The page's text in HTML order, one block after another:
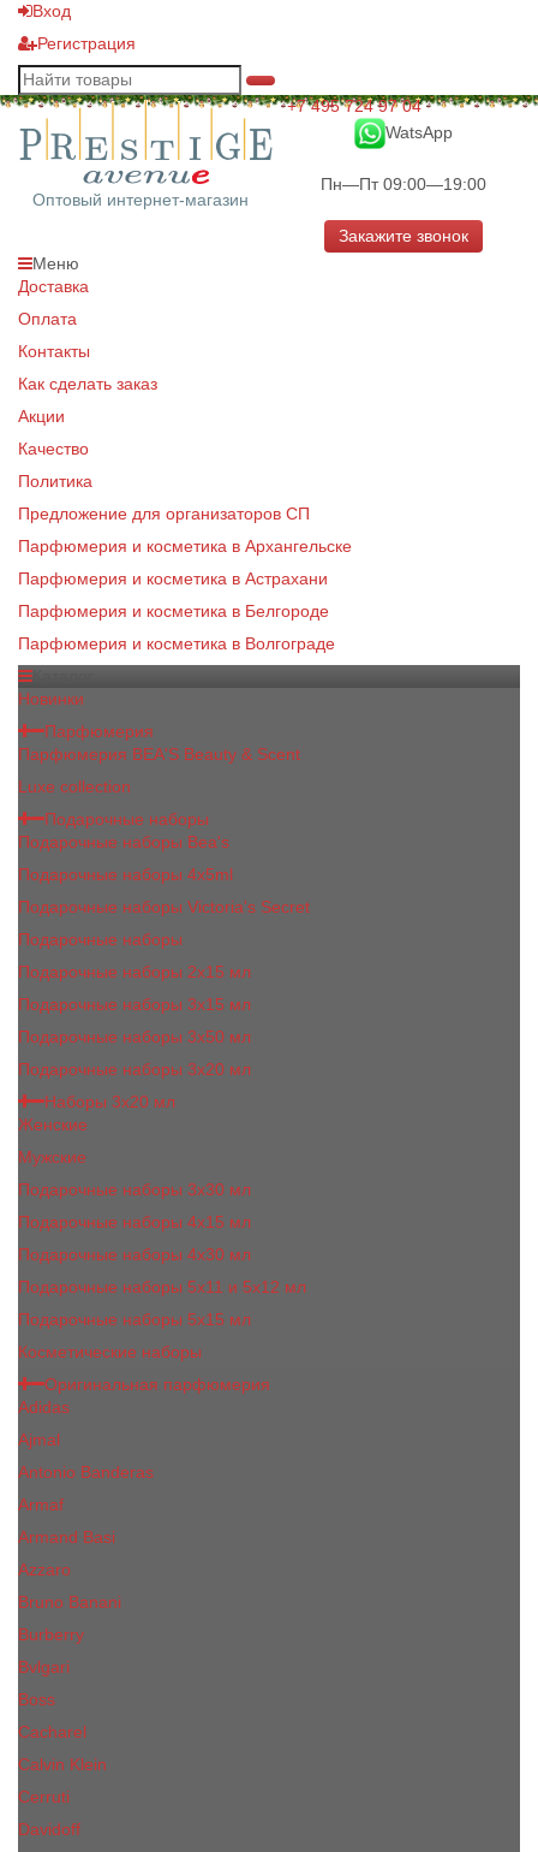
Вход
Регистрация
Оптовый интернет-магазин
+7 495 724 97 04
WatsApp
Пн—Пт 09:00—19:00
Закажите звонок
Меню
Доставка
Оплата
Контакты
Как сделать заказ
Акции
Качество
Политика
Предложение для организаторов СП
Парфюмерия и косметика в Архангельске
Парфюмерия и косметика в Астрахани
Парфюмерия и косметика в Белгороде
Парфюмерия и косметика в Волгограде
Новинки
Парфюмерия
Парфюмерия BEA'S Beauty & Scent
Luxe collection
Подарочные наборы
Подарочные наборы Bea's
Подарочные наборы 4х5ml
Подарочные наборы Victoria's Secret
Подарочные наборы
Подарочные наборы 2x15 мл
Подарочные наборы 3х15 мл
Подарочные наборы 3x50 мл
Подарочные наборы 3x20 мл
Наборы 3х20 мл
Женские
Мужские
Подарочные наборы 3х30 мл
Подарочные наборы 4x15 мл
Подарочные наборы 4x30 мл
Подарочные наборы 5x11 и 5х12 мл
Подарочные наборы 5x15 мл
Косметические наборы
Оригинальная парфюмерия
Adidas
Ajmal
Antonio Banderas
Armaf
Armand Basi
Azzaro
Bruno Banani
Burberry
Bvlgari
Boss
Cacharel
Calvin Klein
Cerruti
Davidoff